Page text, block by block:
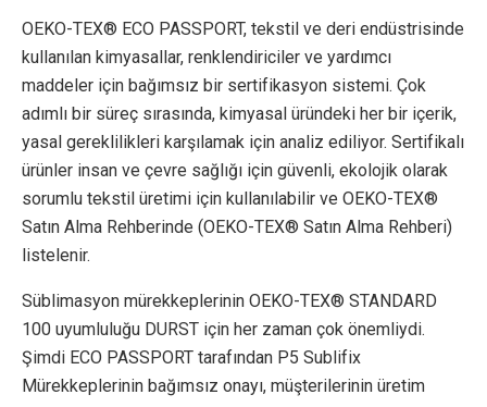
OEKO-TEX® ECO PASSPORT, tekstil ve deri endüstrisinde
kullanılan kimyasallar, renklendiriciler ve yardımcı
maddeler için bağımsız bir sertifikasyon sistemi. Çok
adımlı bir süreç sırasında, kimyasal üründeki her bir içerik,
yasal gereklilikleri karşılamak için analiz ediliyor. Sertifikalı
ürünler insan ve çevre sağlığı için güvenli, ekolojik olarak
sorumlu tekstil üretimi için kullanılabilir ve OEKO-TEX®
Satın Alma Rehberinde (OEKO-TEX® Satın Alma Rehberi)
listelenir.
Süblimasyon mürekkeplerinin OEKO-TEX® STANDARD
100 uyumluluğu DURST için her zaman çok önemliydi.
Şimdi ECO PASSPORT tarafından P5 Sublifix
Mürekkeplerinin bağımsız onayı, müşterilerinin üretim